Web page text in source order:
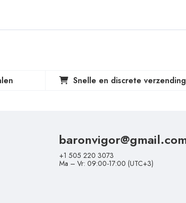
Snelle en discrete verzending
+1 505 220 3073
Ma – Vr: 09:00-17:00 (UTC+3)